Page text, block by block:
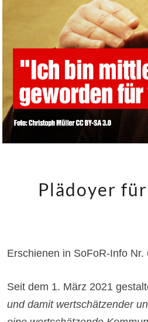
Plädoyer
Erschienen in SoFoR-Info Nr.
Seit dem 1. März 2021
und damit wertschätzender